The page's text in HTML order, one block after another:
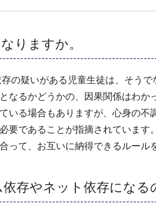
りますか。
の疑いがある児童生徒は、そう
るかどうかの、因果関係はわか
いる場合もありますが、心身の
要であることが指摘されています。
て、お互いに納得できるルール
存やネット依存になる